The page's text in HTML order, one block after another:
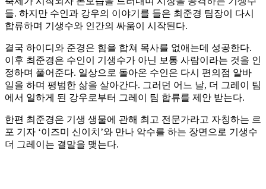
들. 하지만 수인과 강우의 이야기를 들은 최준경 팀장이 다시
합류하며 기생수와 인간의 싸움이 시작된다.
결국 하이디와 준경은 힘을 합쳐 목사를 없애는데 성공한다.
이후 최준경은 수인이 기생수가 아닌 보통 사람이라는 것을 인
정하며 풀어준다. 일상으로 돌아온 수인은 다시 편의점 알바
일을 하며 평범한 삶을 살아간다. 그러던 어느 날, 더 그레이 팀
에서 일하게 된 강우로부터 그레이 팀 합류를 제안 받는다.
한편 최준경은 기생 생물에 관해 최고 전문가라고 자칭하는 르
포 기자 ‘이즈미 신이치’와 만나 악수를 하는 장면으로 기생수
더 그레이는 결말을 맺는다.